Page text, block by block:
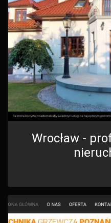
Wrocław -